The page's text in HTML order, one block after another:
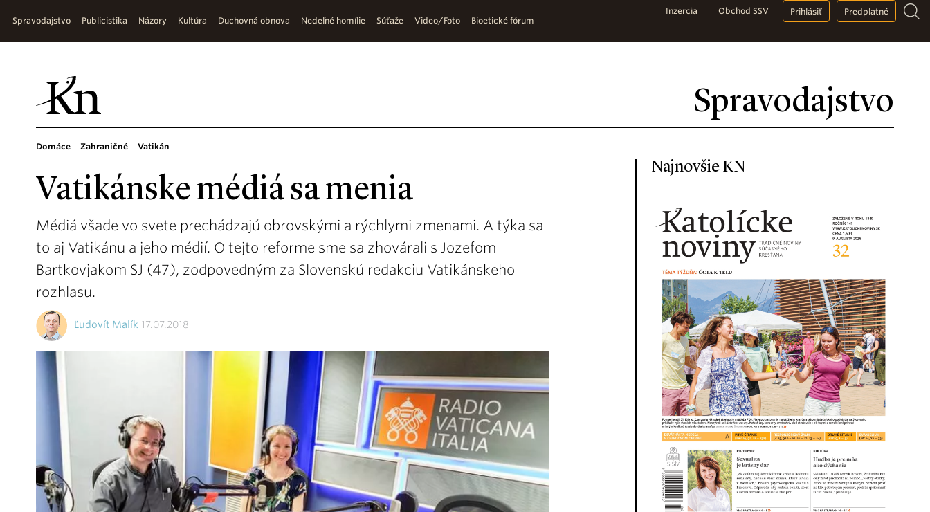
Spravodajstvo
Spravodajstvo Publicistika Názory Kultúra Duchovná obnova Nedeľné homílie Súťaže Video/Foto Bioetické fórum
Inzercia Obchod SSV Prihlásiť Predplatné
Domáce Zahraničné Vatikán
Vatikánske médiá sa menia
Médiá všade vo svete prechádzajú obrovskými a rýchlymi zmenami. A týka sa
to aj Vatikánu a jeho médií. O tejto reforme sme sa zhovárali s Jozefom
Bartkovjakom SJ (47), zodpovedným za Slovenskú redakciu Vatikánskeho
rozhlasu.
Ľudovít Malík 17.07.2018
Najnovšie KN